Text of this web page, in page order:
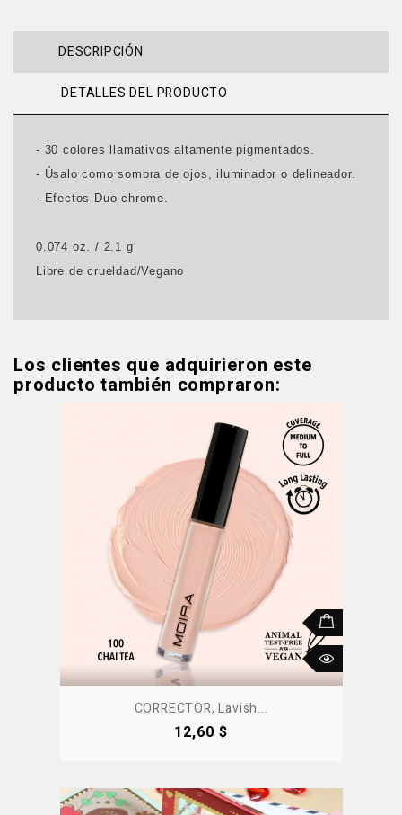
DESCRIPCIÓN
DETALLES DEL PRODUCTO
- 30 colores llamativos altamente pigmentados.
- Úsalo como sombra de ojos, iluminador o delineador.
- Efectos Duo-chrome.
0.074 oz. / 2.1 g
Libre de crueldad/Vegano
Los clientes que adquirieron este
producto también compraron:
CORRECTOR, Lavish...
Precio
12,60 $